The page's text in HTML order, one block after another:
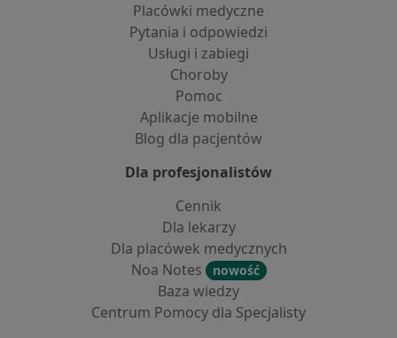
Placówki medyczne
Pytania i odpowiedzi
Usługi i zabiegi
Choroby
Pomoc
Aplikacje mobilne
Blog dla pacjentów
Dla profesjonalistów
Cennik
Dla lekarzy
Dla placówek medycznych
Noa Notes
nowość
Baza wiedzy
Centrum Pomocy dla Specjalisty